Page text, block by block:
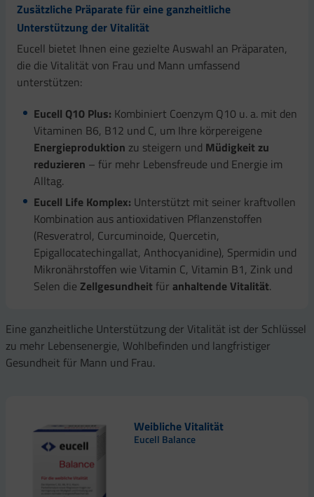
Zusätzliche Präparate für eine ganzheitliche
Unterstützung der Vitalität
Eucell bietet Ihnen eine gezielte Auswahl an Präparaten,
die die Vitalität von Frau und Mann umfassend
unterstützen:
Eucell Q10 Plus: Kombiniert Coenzym Q10 u. a. mit den
Vitaminen B6, B12 und C, um Ihre körpereigene
Energieproduktion zu steigern und Müdigkeit zu
reduzieren – für mehr Lebensfreude und Energie im
Alltag.
Eucell Life Komplex: Unterstützt mit seiner kraftvollen
Kombination aus antioxidativen Pflanzenstoffen
(Resveratrol, Curcuminoide, Quercetin,
Epigallocatechingallat, Anthocyanidine), Spermidin und
Mikronährstoffen wie Vitamin C, Vitamin B1, Zink und
Selen die Zellgesundheitfür anhaltende Vitalität.
Eine ganzheitliche Unterstützung der Vitalität ist der Schlüssel
zu mehr Lebensenergie, Wohlbefinden und langfristiger
Gesundheit für Mann und Frau.
Weibliche Vitalität
Eucell Balance